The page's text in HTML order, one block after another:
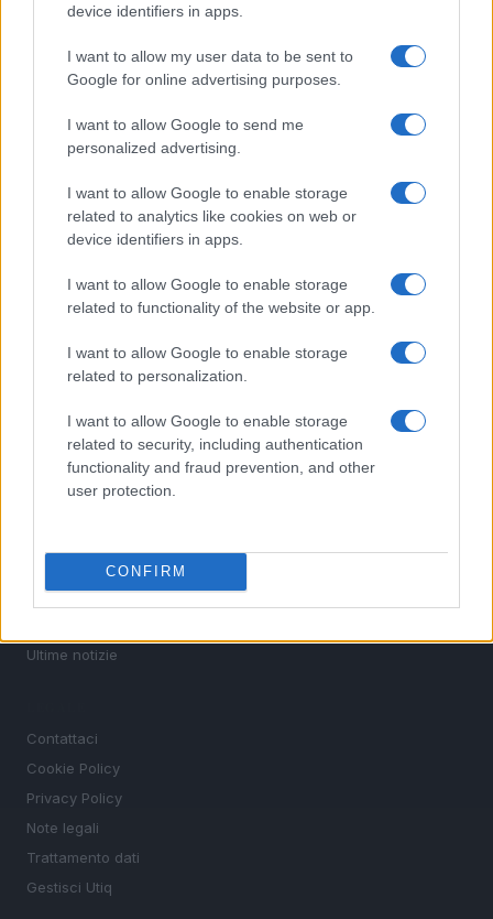
device identifiers in apps.
I want to allow my user data to be sent to
Google for online advertising purposes.
I want to allow Google to send me
personalized advertising.
I want to allow Google to enable storage
related to analytics like cookies on web or
device identifiers in apps.
I want to allow Google to enable storage
related to functionality of the website or app.
I want to allow Google to enable storage
related to personalization.
I want to allow Google to enable storage
related to security, including authentication
functionality and fraud prevention, and other
user protection.
CONFIRM
Sportmagazine: notizie, approfondimenti e classifiche su
calcio, basket, tennis, ciclismo, motori, Formula 1,
nazionali e internazionali, gli highlight delle partite, le
interviste ai protagonisti e i risultati in tempo reale di tutte
le discipline che fanno emozionare gli appassionati di
Calcio
Motori
Chi siamo
Ultime notizie
Contattaci
Cookie Policy
Privacy Policy
Note legali
Trattamento dati
Gestisci Utiq